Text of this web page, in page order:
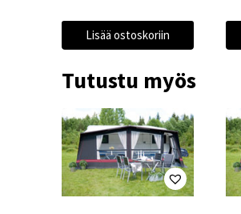
Lisää ostoskoriin
Tutustu myös